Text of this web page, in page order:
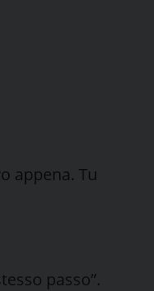
appena. Tu
passo”.